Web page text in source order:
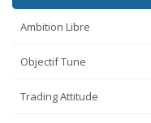
Ambition Libre
Objectif Tune
Trading Attitude